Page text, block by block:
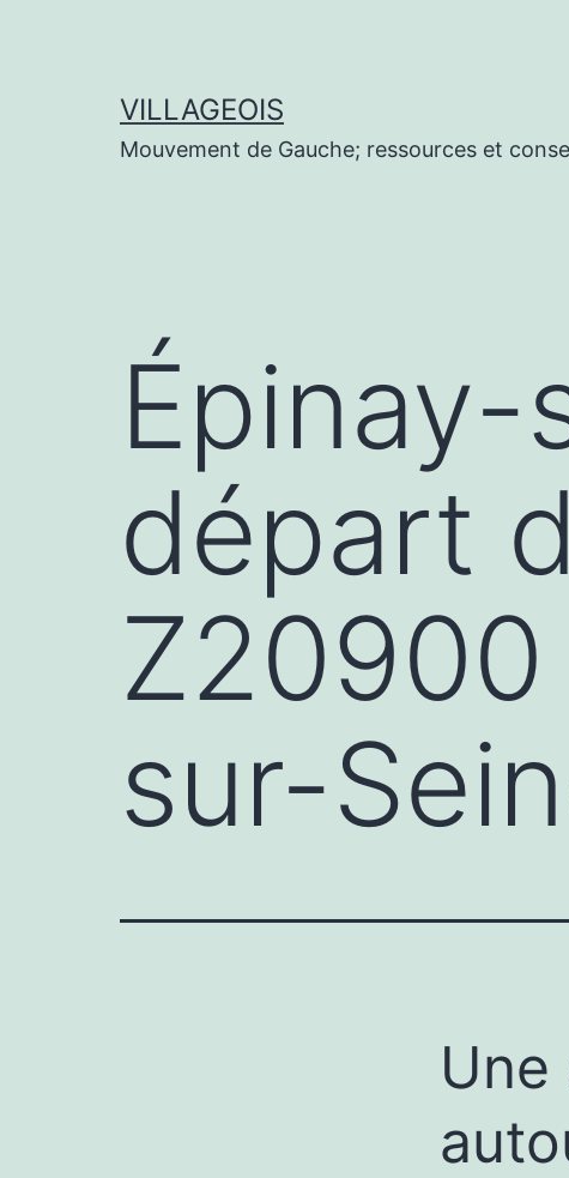
VILLAGEOIS
Mouvement de Gauche; ressources et
Épinay-
départ
Z20900
sur-
Une